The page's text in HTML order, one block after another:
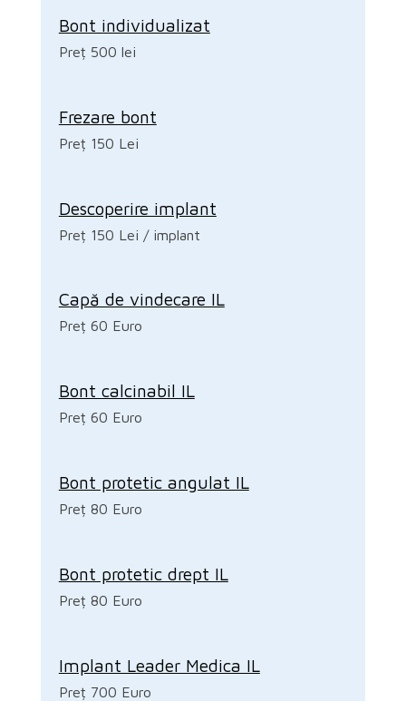
Bont individualizat
Preț 500 lei
Frezare bont
Preț 150 Lei
Descoperire implant
Preț 150 Lei / implant
Capă de vindecare IL
Preț 60 Euro
Bont calcinabil IL
Preț 60 Euro
Bont protetic angulat IL
Preț 80 Euro
Bont protetic drept IL
Preț 80 Euro
Implant Leader Medica IL
Preț 700 Euro